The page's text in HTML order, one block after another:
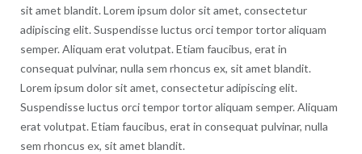
sit amet blandit. Lorem ipsum dolor sit amet, consectetur
adipiscing elit. Suspendisse luctus orci tempor tortor aliquam
semper. Aliquam erat volutpat. Etiam faucibus, erat in
consequat pulvinar, nulla sem rhoncus ex, sit amet blandit.
Lorem ipsum dolor sit amet, consectetur adipiscing elit.
Suspendisse luctus orci tempor tortor aliquam semper. Aliquam
erat volutpat. Etiam faucibus, erat in consequat pulvinar, nulla
sem rhoncus ex, sit amet blandit.